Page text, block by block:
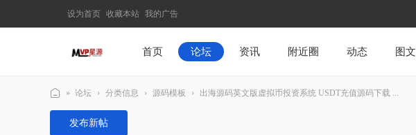
设为首页 收藏本站 我的广告
首页 论坛 资讯 附近圈 动态 图文
M
» 论坛 › 分类信息 › 源码模板 › 出海源码英文版虚拟币投资系统 USDT充值源码下载 ...
发布新帖